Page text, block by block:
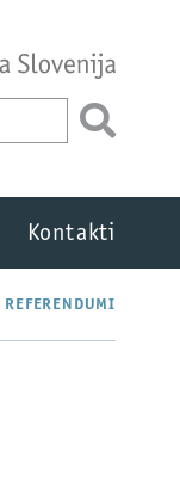
REFERENDUMI
Kontakti